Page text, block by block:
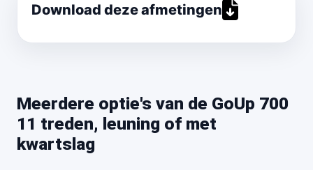
Download deze afmetingen
Meerdere optie's van de GoUp 700
11 treden, leuning of met
kwartslag